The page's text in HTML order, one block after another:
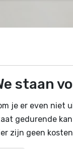
staan
je er even niet
gedurende
zijn geen